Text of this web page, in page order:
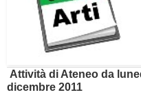
Attività di Ateneo da
dicembre 2011